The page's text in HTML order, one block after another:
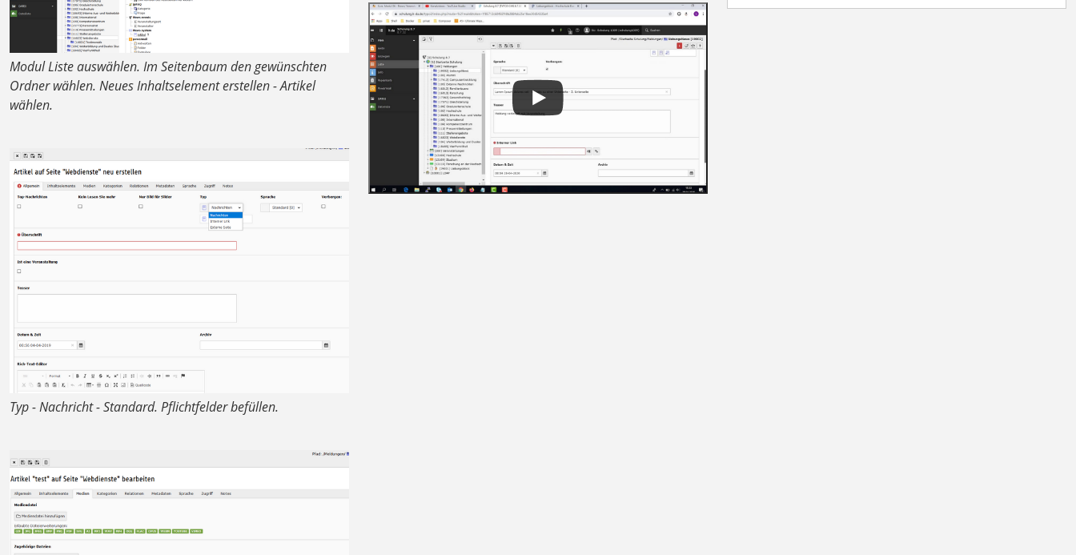
Modul Liste auswählen. Im Seitenbaum den gewünschten
Ordner wählen. Neues Inhaltselement erstellen - Artikel
wählen.
Typ - Nachricht - Standard. Pflichtfelder befüllen.